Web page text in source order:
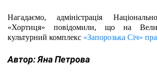
Нагадаємо, адміністрація
«Хортиця» повідомили, що на
культурний комплекс «Запорозька Січ»
Автор:Яна Петрова